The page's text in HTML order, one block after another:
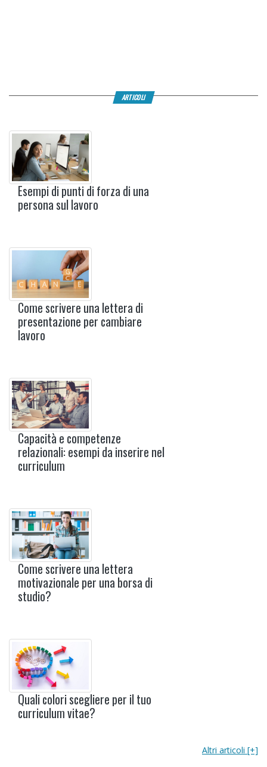
ARTICOLI
Esempi di punti di forza di una
persona sul lavoro
Come scrivere una lettera di
presentazione per cambiare
lavoro
Capacità e competenze
relazionali: esempi da inserire nel
curriculum
Come scrivere una lettera
motivazionale per una borsa di
studio?
Quali colori scegliere per il tuo
curriculum vitae?
Altri articoli [+]